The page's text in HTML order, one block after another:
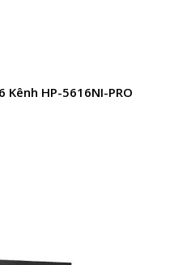
HP-5616NI-PRO